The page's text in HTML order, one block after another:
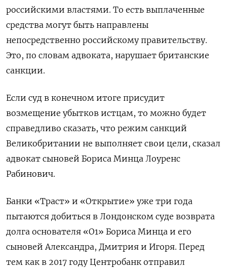
российскими властями. То есть выплаченные
средства могут быть направлены
непосредственно российскому правительству.
Это, по словам адвоката, нарушает британские
санкции.
Если суд в конечном итоге присудит
возмещение убытков истцам, то можно будет
справедливо сказать, что режим санкций
Великобритании не выполняет свои цели, сказал
адвокат сыновей Бориса Минца Лоуренс
Рабинович.
Банки «Траст» и «Открытие» уже три года
пытаются добиться в Лондонском суде возврата
долга основателя «O1» Бориса Минца и его
сыновей Александра, Дмитрия и Игоря. Перед
тем как в 2017 году Центробанк отправил